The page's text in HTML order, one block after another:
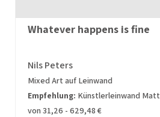
Whatever happens is fine
Nils Peters
Mixed Art auf Leinwand
Empfehlung: Künstlerleinwand Matt
von 31,26 - 629,48 €